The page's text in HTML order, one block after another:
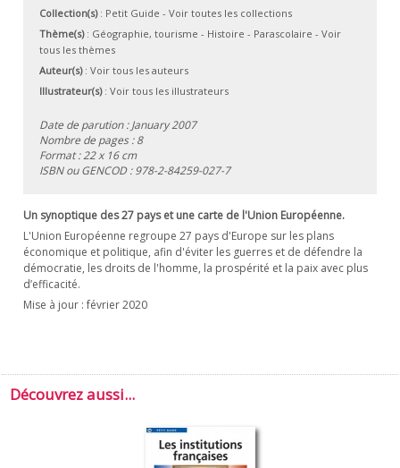
Collection(s): Petit Guide - Voir toutes les collections
Thème(s): Géographie, tourisme - Histoire - Parascolaire - Voir
tous les thèmes
Auteur(s): Voir tous les auteurs
Illustrateur(s): Voir tous les illustrateurs
Date de parution : January 2007
Nombre de pages : 8
Format : 22 x 16 cm
ISBN ou GENCOD :978-2-84259-027-7
Un synoptique des 27 pays et une carte de l'Union Européenne.
L'Union Européenne regroupe 27 pays d'Europe sur les plans
économique et politique, afin d'éviter les guerres et de défendre la
démocratie, les droits de l'homme, la prospérité et la paix avec plus
d’efficacité.
Mise à jour : février 2020
Découvrez aussi...